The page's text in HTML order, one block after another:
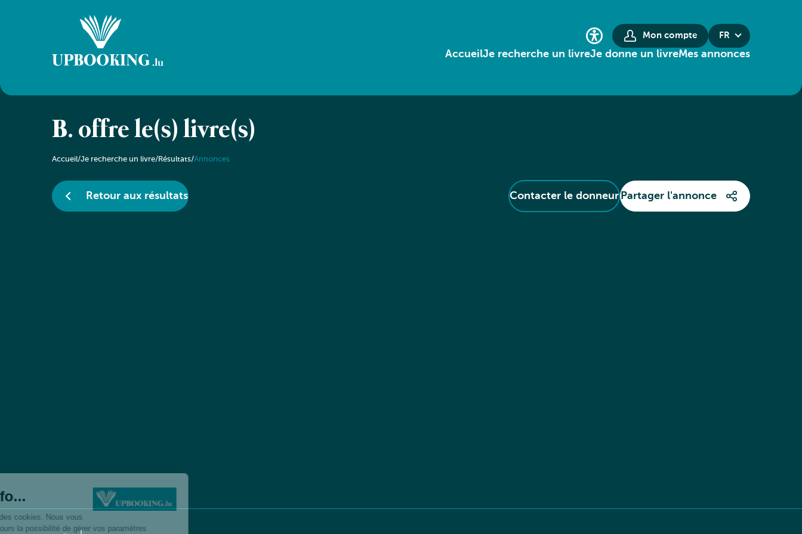
Mon compte FR
AccueilJe recherche un livreJe donne un livreMes annonces
B. offre le(s) livre(s)
Accueil/Je recherche un livre/Résultats/Annonces
Retour aux résultats Contacter le donneur Partager l'annonce